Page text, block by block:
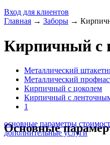
Вход для клиентов
Главная → Заборы →
Кирпичный с
Металлический
Металлический
Кирпичный с цоколем
Кирпичный с
1
основные параметры
дополнительные услуги
Основные